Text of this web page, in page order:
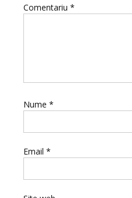
Comentariu *
Nume *
Email *